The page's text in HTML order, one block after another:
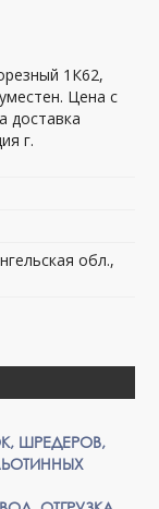
1К62,
Цена с
доставка
г.
обл.,
ШРЕДЕРОВ,